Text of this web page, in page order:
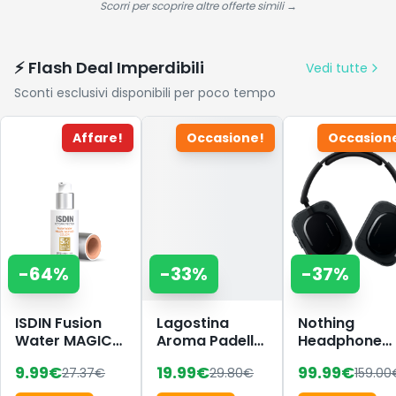
da Montare -
Scorri per scoprire altre offerte simili →
⚡ Flash Deal Imperdibili
Vedi tutte
Sconti esclusivi disponibili per poco tempo
Affare!
-64%
ISDIN Fusion
Water MAGIC
SPF 50 (50 ml)
9.99€27.37€
Occasione!
-33%
Lagostina
Aroma Padella
in Alluminio
19.99€29.80€
-37%
Nothing
Headphone
Wireless
99.99€159.00